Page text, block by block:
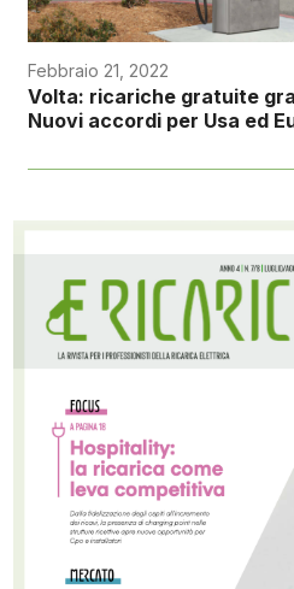
Febbraio 21, 2022
Volta: ricariche gratuite
Nuovi accordi per Usa ed